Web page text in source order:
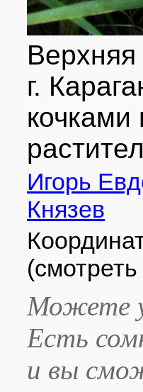
Верхняя
г.
кочками
Игорь
Князев
Можете
Есть
и вы